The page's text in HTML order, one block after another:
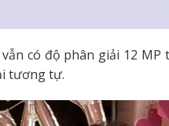
có độ phân giải 12
tương tự.